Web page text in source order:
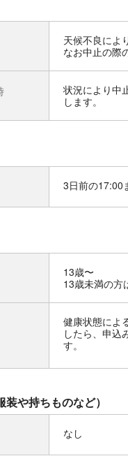
天候不良によ
なお中止の際
状況により中
します。
3日前の17:00
13歳〜
13歳未満の方
健康状態によ
したら、申込
す。
や持ちものなど）
なし